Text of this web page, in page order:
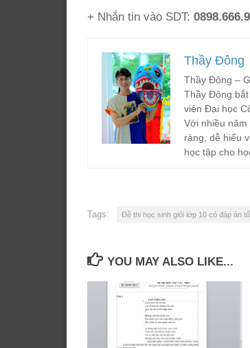
+ Nhắn tin vào SDT:
Thầy Đông
Thầy Đông –
Thầy Đông
viên Đại học
Với nhiều
ràng, dễ hiểu
học tập cho
Tags: Đề thi học sinh giỏi lớp 10 có đáp án
YOU MAY ALSO LIKE...